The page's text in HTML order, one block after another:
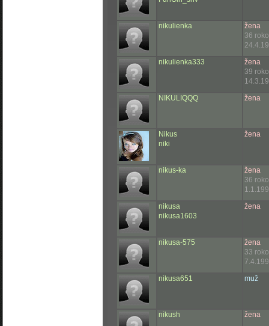
nikulienka
žena
36
nikulienka333
žena
39
NIKULIQQQ
žena
Nikus
niki
žena
nikus-ka
žena
36
nikusa
nikusa1603
žena
nikusa-575
žena
33
nikusa651
muž
nikush žena